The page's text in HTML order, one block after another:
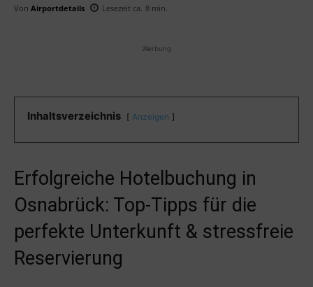
Von Airportdetails Lesezeit ca. 8 min.
Werbung
Inhaltsverzeichnis Anzeigen
Erfolgreiche Hotelbuchung in
Osnabrück: Top-Tipps für die
perfekte Unterkunft & stressfreie
Reservierung